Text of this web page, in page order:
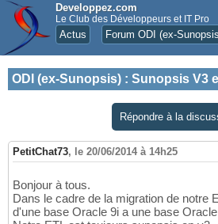
Developpez.com
Le Club des Développeurs et IT Pro
Actus Forum ODI (ex-
ODI (ex-Sunopsis) : Sunopsis V3
Répondre à la
PetitChat73, le 20/06/2014 à 14h25
Bonjour à tous.
Dans le cadre de la migration de notre
d'une base Oracle 9i a une base Oracle